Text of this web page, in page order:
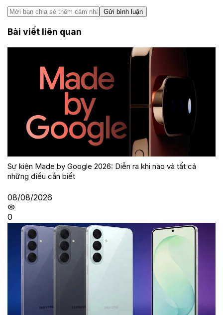
Gửi bình luận
Bài viết liên quan
Sự kiện Made by Google 2026: Diễn ra khi nào và tất cả
những điều cần biết
08/08/2026
0